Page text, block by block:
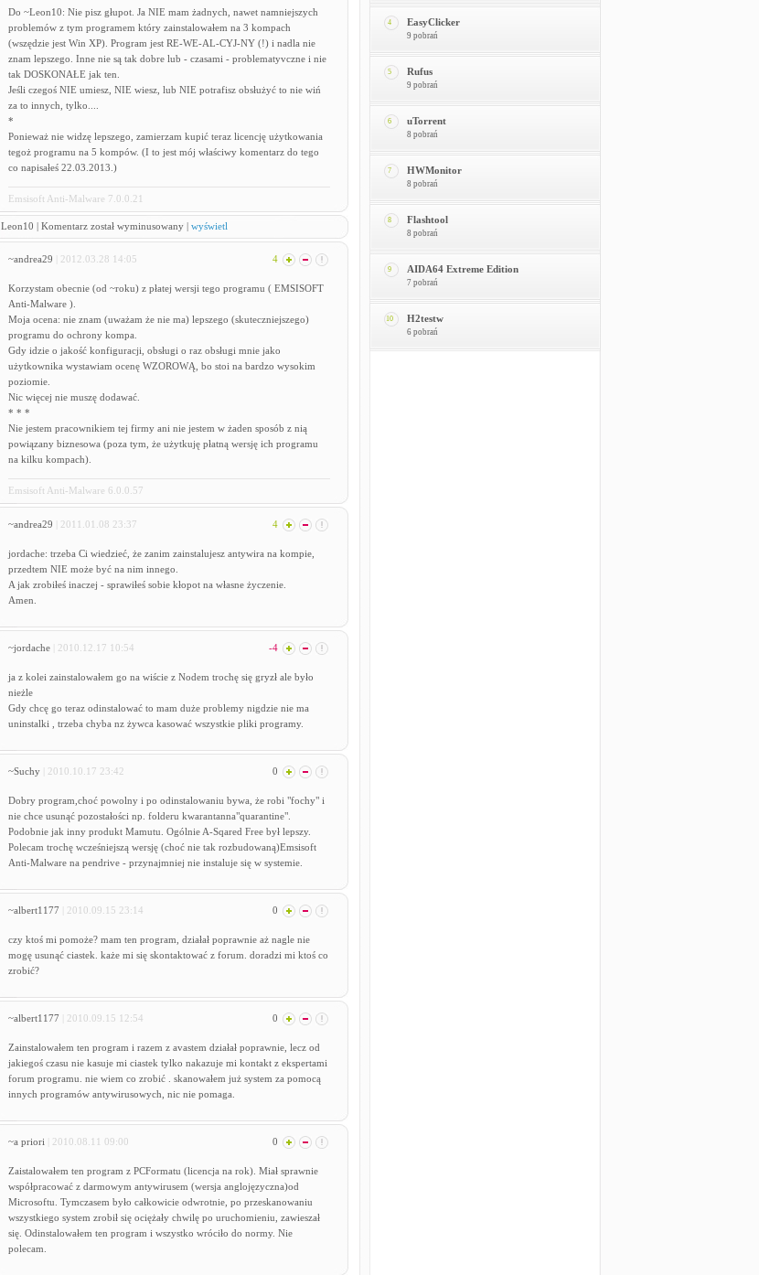
Do ~Leon10: Nie pisz głupot. Ja NIE mam żadnych, nawet namniejszych
problemów z tym programem który zainstalowałem na 3 kompach
(wszędzie jest Win XP). Program jest RE-WE-AL-CYJ-NY (!) i nadla nie
znam lepszego. Inne nie są tak dobre lub - czasami - problematyvczne i nie
tak DOSKONAŁE jak ten.
Jeśli czegoś NIE umiesz, NIE wiesz, lub NIE potrafisz obsłużyć to nie wiń
za to innych, tylko....
*
Ponieważ nie widzę lepszego, zamierzam kupić teraz licencję użytkowania
tegoż programu na 5 kompów. (I to jest mój właściwy komentarz do tego
co napisałeś 22.03.2013.)
Emsisoft Anti-Malware 7.0.0.21
Leon10 | Komentarz został wyminusowany | wyświetl
~andrea29 | 2012.03.28 14:05 4
Korzystam obecnie (od ~roku) z płatej wersji tego programu ( EMSISOFT
Anti-Malware ).
Moja ocena: nie znam (uważam że nie ma) lepszego (skuteczniejszego)
programu do ochrony kompa.
Gdy idzie o jakość konfiguracji, obsługi o raz obsługi mnie jako
użytkownika wystawiam ocenę WZOROWĄ, bo stoi na bardzo wysokim
poziomie.
Nic więcej nie muszę dodawać.
* * *
Nie jestem pracownikiem tej firmy ani nie jestem w żaden sposób z nią
powiązany biznesowa (poza tym, że użytkuję płatną wersję ich programu
na kilku kompach).
Emsisoft Anti-Malware 6.0.0.57
~andrea29 | 2011.01.08 23:37 4
jordache: trzeba Ci wiedzieć, że zanim zainstalujesz antywira na kompie,
przedtem NIE może być na nim innego.
A jak zrobiłeś inaczej - sprawiłeś sobie kłopot na własne życzenie.
Amen.
~jordache | 2010.12.17 10:54 -4
ja z kolei zainstalowałem go na wiście z Nodem trochę się gryzł ale było
nieżle
Gdy chcę go teraz odinstalować to mam duże problemy nigdzie nie ma
uninstalki , trzeba chyba nz żywca kasować wszystkie pliki programy.
~Suchy | 2010.10.17 23:42 0
Dobry program,choć powolny i po odinstalowaniu bywa, że robi "fochy" i
nie chce usunąć pozostałości np. folderu kwarantanna"quarantine".
Podobnie jak inny produkt Mamutu. Ogólnie A-Sqared Free był lepszy.
Polecam trochę wcześniejszą wersję (choć nie tak rozbudowaną)Emsisoft
Anti-Malware na pendrive - przynajmniej nie instaluje się w systemie.
~albert1177 | 2010.09.15 23:14 0
czy ktoś mi pomoże? mam ten program, działał poprawnie aż nagle nie
mogę usunąć ciastek. każe mi się skontaktować z forum. doradzi mi ktoś co
zrobić?
~albert1177 | 2010.09.15 12:54 0
Zainstalowałem ten program i razem z avastem działał poprawnie, lecz od
jakiegoś czasu nie kasuje mi ciastek tylko nakazuje mi kontakt z ekspertami
forum programu. nie wiem co zrobić . skanowałem już system za pomocą
innych programów antywirusowych, nic nie pomaga.
~a priori | 2010.08.11 09:00 0
Zaistalowałem ten program z PCFormatu (licencja na rok). Miał sprawnie
współpracować z darmowym antywirusem (wersja anglojęzyczna)od
Microsoftu. Tymczasem było całkowicie odwrotnie, po przeskanowaniu
wszystkiego system zrobił się ociężały chwilę po uruchomieniu, zawieszał
się. Odinstalowałem ten program i wszystko wróciło do normy. Nie
polecam.
4 EasyClicker
9 pobrań
5 Rufus
9 pobrań
6 uTorrent
8 pobrań
7 HWMonitor
8 pobrań
8 Flashtool
8 pobrań
9 AIDA64 Extreme Edition
7 pobrań
10 H2testw
6 pobrań